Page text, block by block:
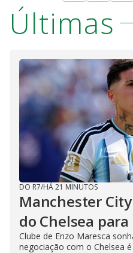
Últimas
DO R7/HÁ 21 MINUTOS
Manchester
do Chelsea
Clube de Enzo Maresca
negociação com o Chelsea